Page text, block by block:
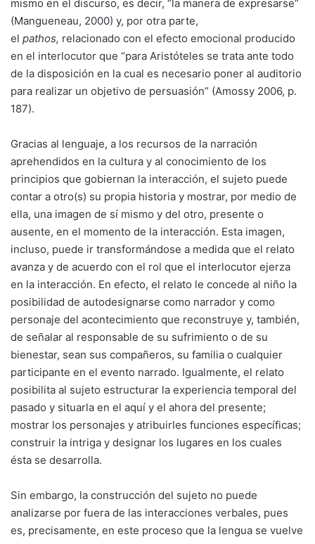
mismo en el discurso, es decir, “la manera de expresarse”
(Mangueneau, 2000) y, por otra parte,
el pathos, relacionado con el efecto emocional producido
en el interlocutor que “para Aristóteles se trata ante todo
de la disposición en la cual es necesario poner al auditorio
para realizar un objetivo de persuasión” (Amossy 2006, p.
187).
Gracias al lenguaje, a los recursos de la narración
aprehendidos en la cultura y al conocimiento de los
principios que gobiernan la interacción, el sujeto puede
contar a otro(s) su propia historia y mostrar, por medio de
ella, una imagen de sí mismo y del otro, presente o
ausente, en el momento de la interacción. Esta imagen,
incluso, puede ir transformándose a medida que el relato
avanza y de acuerdo con el rol que el interlocutor ejerza
en la interacción. En efecto, el relato le concede al niño la
posibilidad de autodesignarse como narrador y como
personaje del acontecimiento que reconstruye y, también,
de señalar al responsable de su sufrimiento o de su
bienestar, sean sus compañeros, su familia o cualquier
participante en el evento narrado. Igualmente, el relato
posibilita al sujeto estructurar la experiencia temporal del
pasado y situarla en el aquí y el ahora del presente;
mostrar los personajes y atribuirles funciones específicas;
construir la intriga y designar los lugares en los cuales
ésta se desarrolla.
Sin embargo, la construcción del sujeto no puede
analizarse por fuera de las interacciones verbales, pues
es, precisamente, en este proceso que la lengua se vuelve